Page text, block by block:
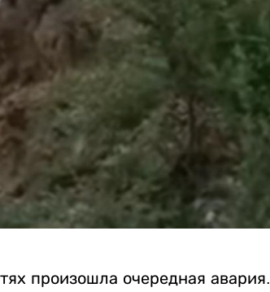
произошла очередная авария.